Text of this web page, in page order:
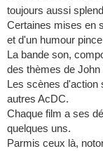
toujours aussi
Certaines mises en
et d'un humour
La bande son,
des thèmes de John
Les scènes d'action
autres AcDC.
Chaque film a ses
quelques uns.
Parmis ceux là,